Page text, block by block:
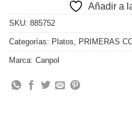
Añadir a
SKU: 885752
Categorías: Platos PRIMERAS
Marca: Canpol